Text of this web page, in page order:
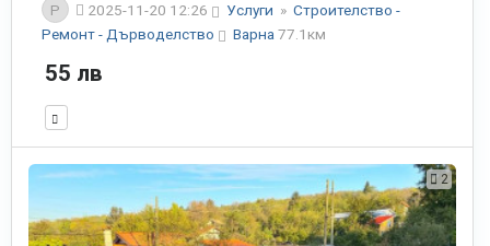
P
2025-11-20 12:26 Услуги » Строителство -
Ремонт - Дърводелство
Варна77.1км
55 лв
2